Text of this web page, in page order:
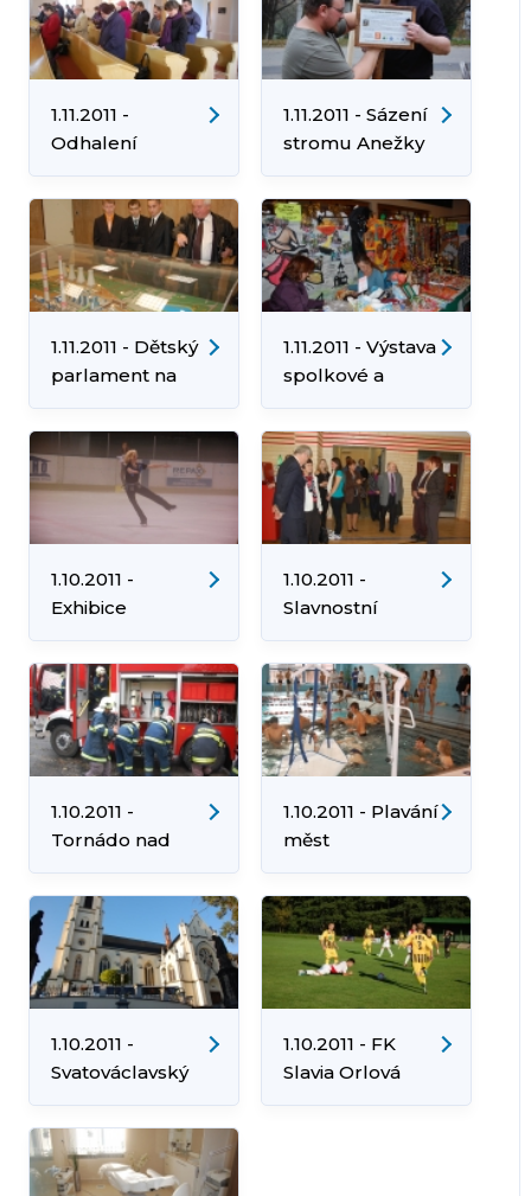
Veverky
1.11.2011 -
Odhalení
kamene
Evangelického
hřbitova
1.11.2011 - Sázení
stromu Anežky
1.11.2011 - Dětský
parlament na
1.11.2011 - Výstava
spolkové a
1.10.2011 -
Exhibice
"KRASO" Orlová
1.10.2011 -
Slavnostní
otevírání
tělocvičen
1.10.2011 -
Tornádo nad
Altenheimem
1.10.2011 - Plavání
měst
1.10.2011 -
Svatováclavský
koncert
1.10.2011 - FK
Slavia Orlová